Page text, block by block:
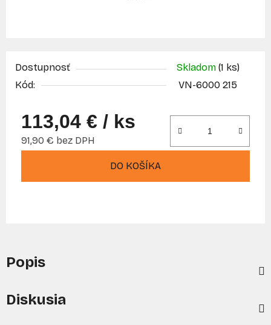
Dostupnosť Skladom (1 ks)
Kód:
VN-6000 215
113,04 € / ks
91,90 € bez DPH
DO KOŠÍKA
Popis
Diskusia